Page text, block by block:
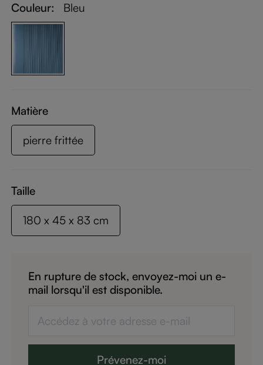
Couleur: Bleu
Matière
pierre frittée
Taille
180 x 45 x 83 cm
En rupture de stock, envoyez-moi un e-
mail lorsqu'il est disponible.
Prévenez-moi